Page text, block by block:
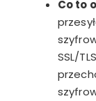
Co to
SSL/